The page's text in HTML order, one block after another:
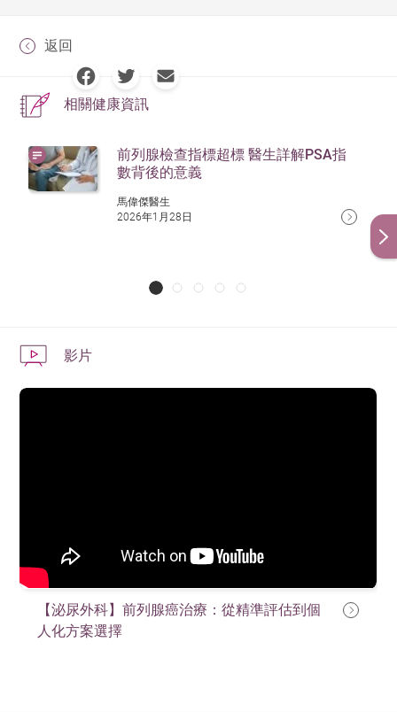
返回
相關健康資訊
前列腺檢查指標超標 醫生詳解PSA指
數背後的意義
馬偉傑醫生
2026年1月28日
影片
【泌尿外科】前列腺癌治療：從精準評估到個
人化方案選擇